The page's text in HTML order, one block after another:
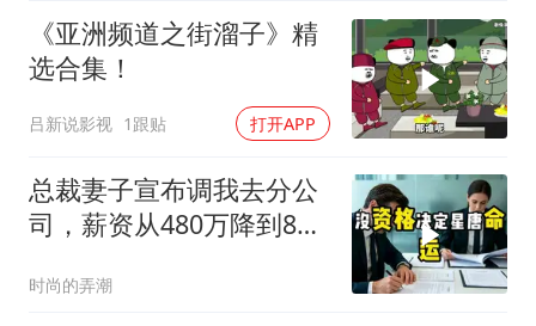
《亚洲频道之街溜子》精
选合集！
吕新说影视 1跟贴 打开APP
总裁妻子宣布调我去分公
司，薪资从480万降到8
时尚的弄潮